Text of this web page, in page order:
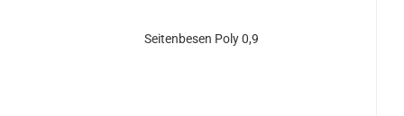
Seitenbesen Poly 0,9